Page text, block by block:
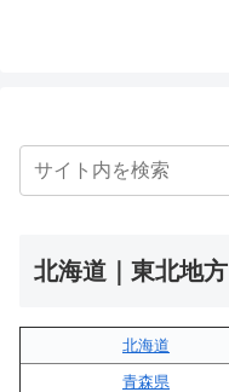
北海道｜東北地方
北海道
青森県